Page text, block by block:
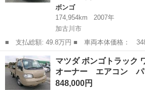
ボンゴ
174,954km
2007年
加古川市
■ 支払総額: 49.8万円 ■ 車両本体価格： 348,000 円 ■ メーカー
名： マツダ ■ 車種名： ボンゴバン ■ グ
ーＤＸ エアコン パワステ パワーウイン
Ｓ ＥＴＣ ...
兵庫 加古川市 ボンゴ
マツダ ボンゴトラック
オーナー エアコン
848,000円